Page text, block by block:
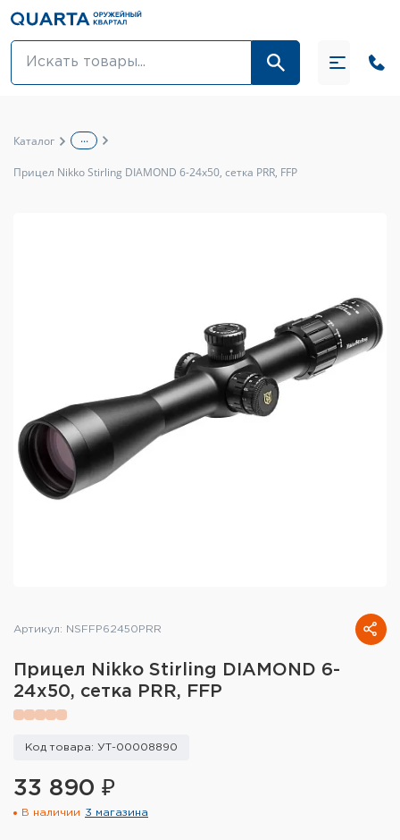
Оптовикам
Тактическое снаряжение
Высокоточная стрельба
Спортивная стрельба
Кобуры и системы ношения
снаряжения
Сумки и рюкзаки
Каталог ...
Прицел Nikko Stirling DIAMOND 6-24х50, сетка PRR, FFP
Артикул: NSFFP62450PRR
Прицел Nikko Stirling DIAMOND 6-
24х50, сетка PRR, FFP
Код товара: УТ-00008890
33 890 ₽
В наличии 3 магазина